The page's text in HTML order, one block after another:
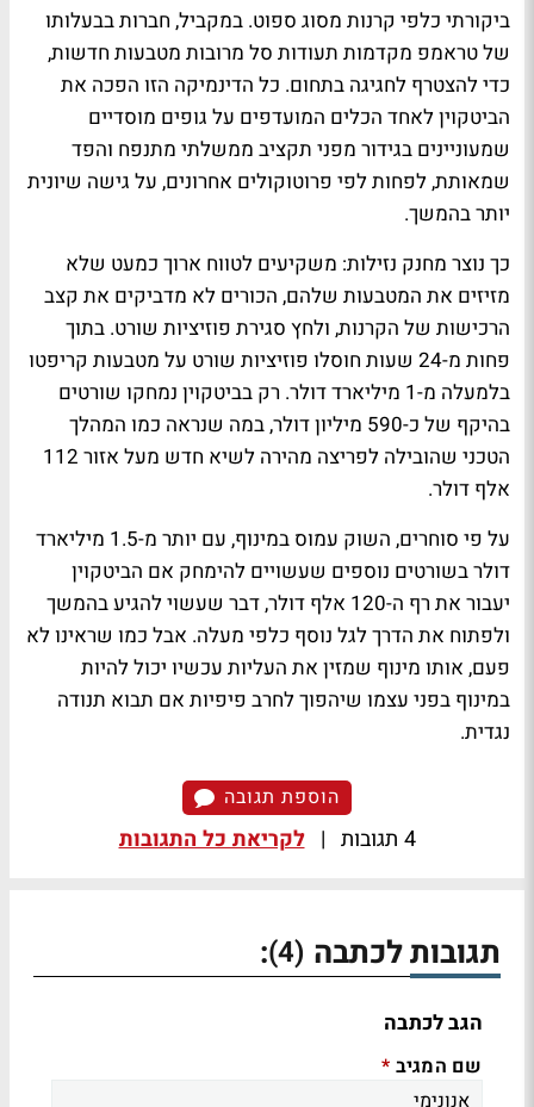
ביקורתי כלפי קרנות מסוג ספוט. במקביל, חברות בבעלותו
של טראמפ מקדמות תעודות סל מרובות מטבעות חדשות,
כדי להצטרף לחגיגה בתחום. כל הדינמיקה הזו הפכה את
הביטקוין לאחד הכלים המועדפים על גופים מוסדיים
שמעוניינים בגידור מפני תקציב ממשלתי מתנפח והפד
שמאותת, לפחות לפי פרוטוקולים אחרונים, על גישה שיונית
יותר בהמשך.
כך נוצר מחנק נזילות: משקיעים לטווח ארוך כמעט שלא
מזיזים את המטבעות שלהם, הכורים לא מדביקים את קצב
הרכישות של הקרנות, ולחץ סגירת פוזיציות שורט. בתוך
פחות מ-24 שעות חוסלו פוזיציות שורט על מטבעות קריפטו
בלמעלה מ-1 מיליארד דולר. רק בביטקוין נמחקו שורטים
בהיקף של כ-590 מיליון דולר, במה שנראה כמו המהלך
הטכני שהובילה לפריצה מהירה לשיא חדש מעל אזור 112
אלף דולר.
על פי סוחרים, השוק עמוס במינוף, עם יותר מ-1.5 מיליארד
דולר בשורטים נוספים שעשויים להימחק אם הביטקוין
יעבור את רף ה-120 אלף דולר, דבר שעשוי להגיע בהמשך
ולפתוח את הדרך לגל נוסף כלפי מעלה. אבל כמו שראינו לא
פעם, אותו מינוף שמזין את העליות עכשיו יכול להיות
במינוף בפני עצמו שיהפוך לחרב פיפיות אם תבוא תנודה
נגדית.
הוספת תגובה
4 תגובות | לקריאת כל התגובות
תגובות לכתבה (4)
:
הגב לכתבה
שם המגיב *